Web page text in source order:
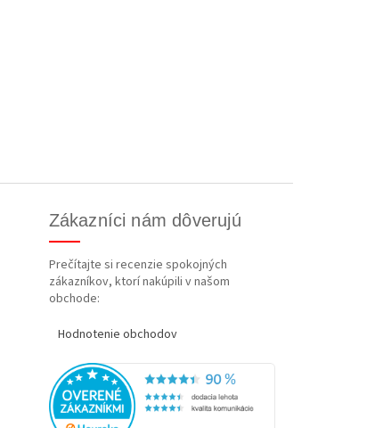
Zákazníci nám dôverujú
Prečítajte si recenzie spokojných
zákazníkov, ktorí nakúpili v našom
obchode:
Hodnotenie obchodov